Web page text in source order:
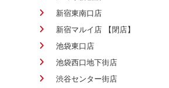
新宿東南口店
新宿マルイ店 【閉店】
池袋東口店
池袋西口地下街店
渋谷センター街店